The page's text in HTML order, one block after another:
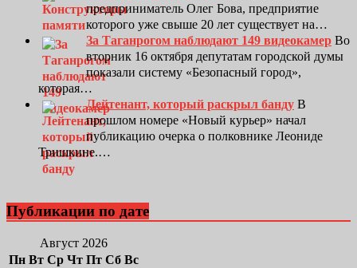
предприниматель Олег Бова, предприятие
которого уже свыше 20 лет существует на…
За Таганрогом наблюдают 149 видеокамер Во
вторник 16 октября депутатам городской думы
показали систему «Безопасный город»,
которая…
Лейтенант, который раскрыл банду В
прошлом номере «Новый курьер» начал
публикацию очерка о полковнике Леониде
Тришкине.…
Публикации по дате
Август 2026
Пн Вт Ср Чт Пт Сб Вс